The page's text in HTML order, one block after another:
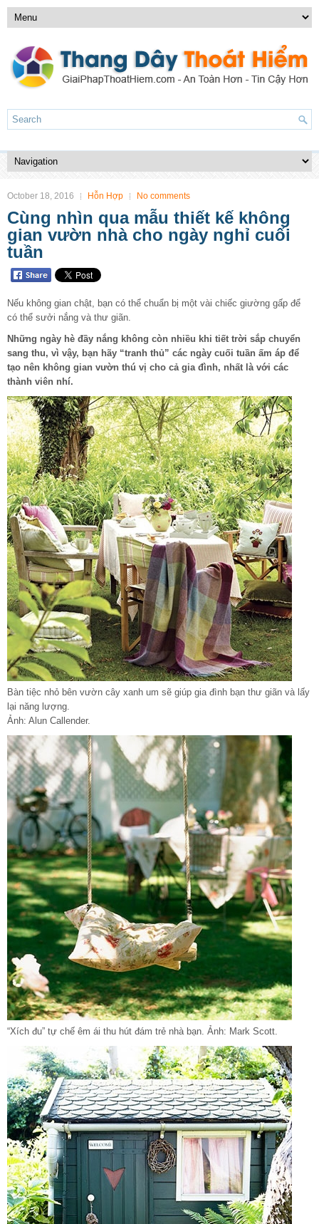
October 18, 2016 Hỗn Hợp No comments
Cùng nhìn qua mẫu thiết kế không
gian vườn nhà cho ngày nghỉ cuối
tuần
Nếu không gian chật, bạn có thể chuẩn bị một vài chiếc giường gấp để
có thể sưởi nắng và thư giãn.
Những ngày hè đầy nắng không còn nhiều khi tiết trời sắp chuyển
sang thu, vì vậy, bạn hãy “tranh thủ” các ngày cuối tuần ấm áp để
tạo nên không gian vườn thú vị cho cả gia đình, nhất là với các
thành viên nhí.
Bàn tiệc nhỏ bên vườn cây xanh um sẽ giúp gia đình bạn thư giãn và lấy
lại năng lượng.
Ảnh: Alun Callender.
“Xích đu” tự chế êm ái thu hút đám trẻ nhà bạn. Ảnh: Mark Scott.